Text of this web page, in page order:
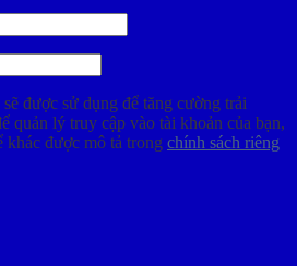
được sử dụng để tăng cường trải
quản lý truy cập vào tài khoản của bạn,
khác được mô tả trong chính sách riêng